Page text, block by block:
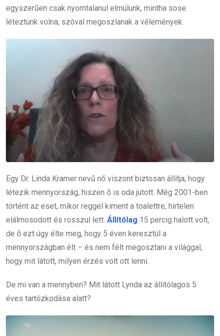
egyszerűen csak nyomtalanul elmúlunk, mintha sose
léteztünk volna, szóval megoszlanak a vélemények.
Egy Dr. Linda Kramer nevű nő viszont biztosan állítja, hogy
létezik mennyország, hiszen ő is oda jutott. Még 2001-ben
történt az eset, mikor reggel kiment a toalettre, hirtelen
elálmosodott és rosszul lett. Állítólag 15 percig halott volt,
de ő ezt úgy élte meg, hogy 5 éven keresztül a
mennyországban élt – és nem félt megosztani a világgal,
hogy mit látott, milyen érzés volt ott lenni.
De mi van a mennyben? Mit látott Lynda az állítólagos 5
éves tartózkodása alatt?